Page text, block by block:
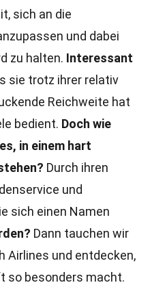
sich an die
und dabei
zu halten. Interessant
sie trotz ihrer relativ
Reichweite hat
bedient. Doch wie
in einem hart
Durch ihren
und
sich einen Namen
Dann tauchen wir
Airlines und entdecken,
so besonders macht.